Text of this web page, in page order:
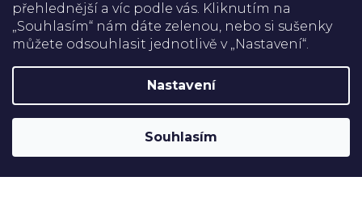
přehlednější a víc podle vás. Kliknutím na
„Souhlasím“ nám dáte zelenou, nebo si sušenky
můžete odsouhlasit jednotlivě v „Nastavení“.
Nastavení
Souhlasím
Doprava
Platba
Rehabilitační pomůcky
Upravit nastavení cookies